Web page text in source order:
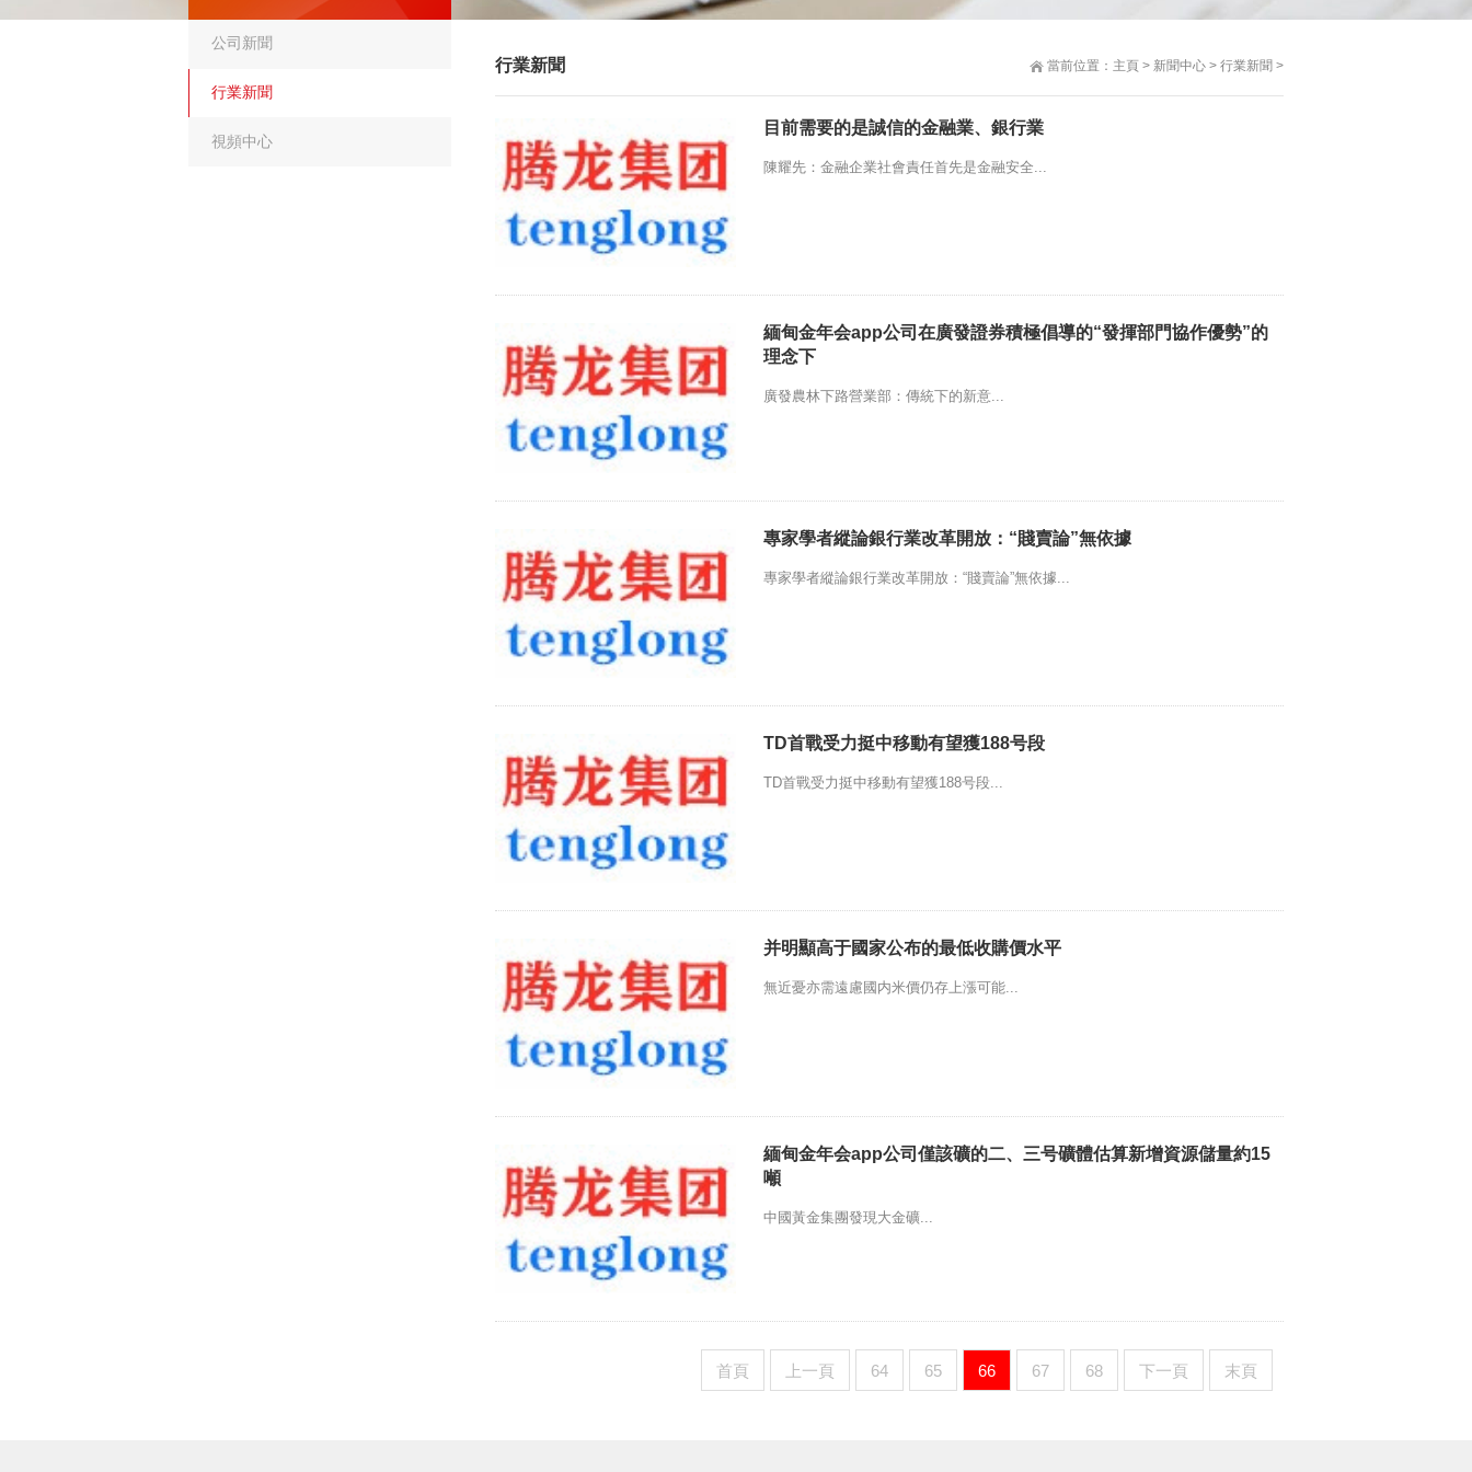
當前位置： 主頁 > 新聞中心 > 行業新聞 >
行業新聞
目前需要的是誠信的金融業、銀行業
陳耀先：金融企業社會責任首先是金融安全...
緬甸金年会app公司在廣發證券積極倡導的“發揮部門協作優勢”的
理念下
廣發農林下路營業部：傳統下的新意...
專家學者縱論銀行業改革開放：“賤賣論”無依據
專家學者縱論銀行業改革開放：“賤賣論”無依據...
TD首戰受力挺中移動有望獲188号段
TD首戰受力挺中移動有望獲188号段...
并明顯高于國家公布的最低收購價水平
無近憂亦需遠慮國内米價仍存上漲可能...
緬甸金年会app公司僅該礦的二、三号礦體估算新增資源儲量約15
噸
中國黃金集團發現大金礦...
首頁 上一頁 64 65 66 67 68 下一頁 末頁
公司新聞
行業新聞
視頻中心